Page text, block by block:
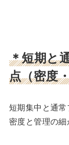
＊短期と
点（密度
短期集中と通
密度と管理の細